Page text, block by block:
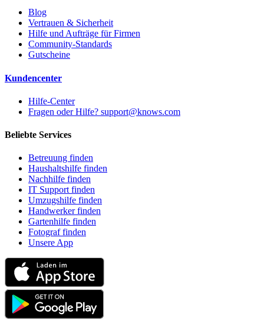
Blog
Vertrauen & Sicherheit
Hilfe und Aufträge für Firmen
Community-Standards
Gutscheine
Kundencenter
Hilfe-Center
Fragen oder Hilfe? support@knows.com
Beliebte Services
Betreuung finden
Haushaltshilfe finden
Nachhilfe finden
IT Support finden
Umzugshilfe finden
Handwerker finden
Gartenhilfe finden
Fotograf finden
Unsere App